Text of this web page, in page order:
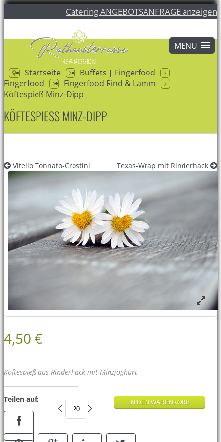
Catering ANGEBOTSANFRAGE anzeigen
Startseite
Buffets | Fingerfood
Fingerfood
Fingerfood Rind & Lamm
Köftespieß Minz-Dipp
KÖFTESPIESS MINZ-DIPP
Vitello Tonnato-Crostini Texas-Wrap mit Rinderhack
4,50 €
Köftespieß aus Rinderhack mit Minzjoghurt
Teilen auf: